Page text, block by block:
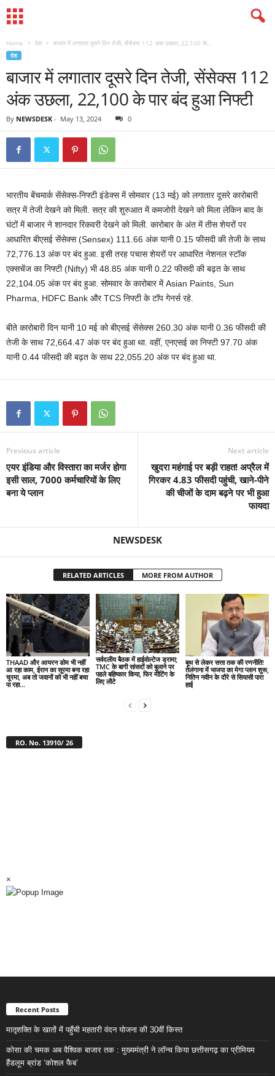
Home देश बाजार में लगातार दूसरे दिन तेजी, सेंसेक्स 112 अंक उछला, 22,100 के...
देश
बाजार में लगातार दूसरे दिन तेजी, सेंसेक्स 112
अंक उछला, 22,100 के पार बंद हुआ निफ्टी
By NEWSDESK - May 13, 2024 0
भारतीय बेंचमार्क सेंसेक्स-निफ्टी इंडेक्स में सोमवार (13 मई) को लगातार दूसरे कारोबारी
सत्र में तेजी देखने को मिली. सत्र की शुरुआत में कमजोरी देखने को मिला लेकिन बाद के
घंटों में बाजार ने शानदार रिकवरी देखने को मिली. कारोबार के अंत में तीस शेयरों पर
आधारित बीएसई सेंसेक्स (Sensex) 111.66 अंक यानी 0.15 फीसदी की तेजी के साथ
72,776.13 अंक पर बंद हुआ. इसी तरह पचास शेयरों पर आधारित नेशनल स्टॉक
एक्सचेंज का निफ्टी (Nifty) भी 48.85 अंक यानी 0.22 फीसदी की बढ़त के साथ
22,104.05 अंक पर बंद हुआ. सोमवार के कारोबार में Asian Paints, Sun
Pharma, HDFC Bank और TCS निफ्टी के टॉप गेनर्स रहे.
बीते कारोबारी दिन यानी 10 मई को बीएसई सेंसेक्स 260.30 अंक यानी 0.36 फीसदी की
तेजी के साथ 72,664.47 अंक पर बंद हुआ था. वहीं, एनएसई का निफ्टी 97.70 अंक
यानी 0.44 फीसदी की बढ़त के साथ 22,055.20 अंक पर बंद हुआ था.
Previous article
एयर इंडिया और विस्तारा का मर्जर होगा
इसी साल, 7000 कर्मचारियों के लिए
बना ये प्लान
Next article
खुदरा महंगाई पर बड़ी राहत! अप्रैल में
गिरकर 4.83 फीसदी पहुंची, खाने-पीने
की चीजों के दाम बढ़ने पर भी हुआ
फायदा
NEWSDESK
RELATED ARTICLES MORE FROM AUTHOR
THAAD और आयरन डोम भी नहीं
आ रहा काम, ईरान का सूरमा बना रहा
चूरमा, अब तो जवानों को भी नहीं बचा
पा रहा...
सर्वदलीय बैठक में हाईवोल्टेज ड्रामा;
TMC के बागी सांसदों को बुलाने पर
पहले बहिष्कार किया, फिर मीटिंग के
लिए लौटे
बूथ से लेकर सत्ता तक की रणनीति!
तेलंगाना में भाजपा का मेगा प्लान शुरू,
नितिन नवीन के दौरे से सियासी पारा
हाई
RO. No. 13910/ 26
×
Recent Posts
मातृशक्ति के खातों में पहुँची महतारी वंदन योजना की 30वीं किस्त
कोसा की चमक अब वैश्विक बाजार तक : मुख्यमंत्री ने लॉन्च किया छत्तीसगढ़ का प्रीमियम
हैंडलूम ब्रांड ‘कोशल फैब’